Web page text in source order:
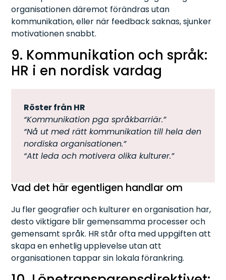
organisationen däremot förändras utan
kommunikation, eller när feedback saknas, sjunker
motivationen snabbt.
9. Kommunikation och språk:
HR i en nordisk vardag
Röster från HR
“Kommunikation pga språkbarriär.”
“Nå ut med rätt kommunikation till hela den
nordiska organisationen.”
“Att leda och motivera olika kulturer.”
Vad det här egentligen handlar om
Ju fler geografier och kulturer en organisation har,
desto viktigare blir gemensamma processer och
gemensamt språk. HR står ofta med uppgiften att
skapa en enhetlig upplevelse utan att
organisationen tappar sin lokala förankring.